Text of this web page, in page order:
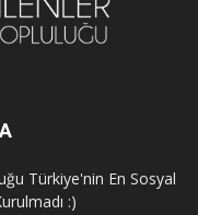
Türkiye'nin En Sosyal
:)